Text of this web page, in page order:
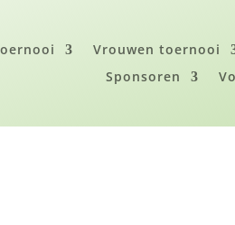
Vrouwen toernooi
Sponsoren